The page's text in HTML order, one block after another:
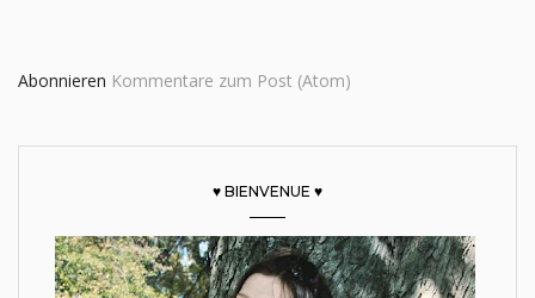
Abonnieren Kommentare zum Post (Atom)
♥ BIENVENUE ♥